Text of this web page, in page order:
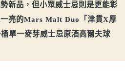
新品，但小眾威士忌則是更能彰
一亮的Mars Malt Duo「津貫X厚
單一麥芽威士忌原酒高爾夫球